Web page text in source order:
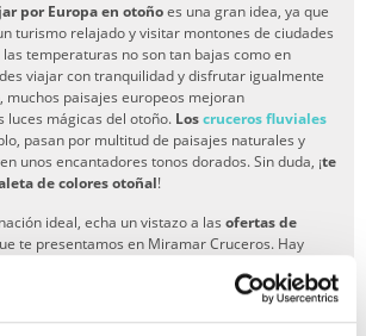
por Europa en otoñoes una gran idea, ya que
turismo relajado y visitar montones de ciudades
temperaturas no son tan bajas como en
viajar con tranquilidad y disfrutar igualmente
muchos paisajes europeos mejoran
luces mágicas del otoño. Loscruceros fluviales
pasan por multitud de paisajes naturales y
unos encantadores tonos dorados. Sin duda, ¡te
de colores otoñal!
ideal, echa un vistazo a las ofertas de
te presentamos en Miramar Cruceros. Hay
son más económicos que en temporada alta!
aquí
y contacta con nuestros expertos si tienes
tu camarote.